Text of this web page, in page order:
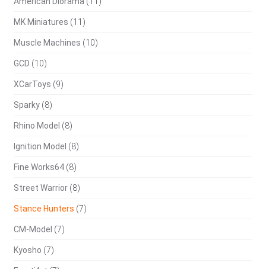
MK Miniatures (11)
Muscle Machines (10)
GCD (10)
XCarToys (9)
Sparky (8)
Rhino Model (8)
Ignition Model (8)
Fine Works64 (8)
Street Warrior (8)
Stance Hunters (7)
CM-Model (7)
Kyosho (7)